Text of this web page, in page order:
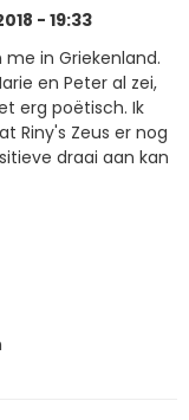
- 19:33
me in Griekenland.
en Peter al zei,
erg poëtisch. Ik
Riny's Zeus er nog
draai aan kan